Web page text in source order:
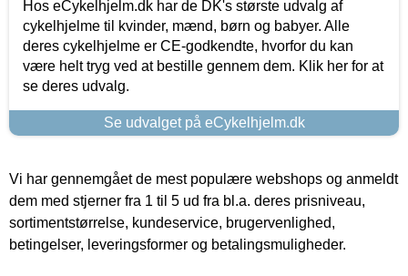
Hos eCykelhjelm.dk har de DK's største udvalg af
cykelhjelme til kvinder, mænd, børn og babyer. Alle
deres cykelhjelme er CE-godkendte, hvorfor du kan
være helt tryg ved at bestille gennem dem. Klik her for at
se deres udvalg.
Se udvalget på eCykelhjelm.dk
Vi har gennemgået de mest populære webshops og anmeldt
dem med stjerner fra 1 til 5 ud fra bl.a. deres prisniveau,
sortimentstørrelse, kundeservice, brugervenlighed,
betingelser, leveringsformer og betalingsmuligheder.